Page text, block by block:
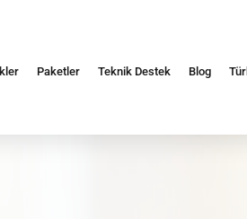
Paketler Teknik Destek Blog